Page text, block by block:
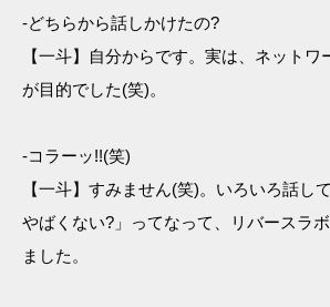
-どちらから話しかけたの?
【一斗】自分からです。実は、ネットワ
が目的でした(笑)。
-コラーッ!!(笑)
【一斗】すみません(笑)。いろいろ話し
やばくない?」ってなって、リバースラ
ました。